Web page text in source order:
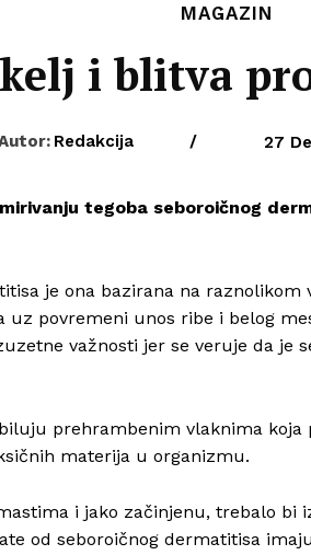
MAGAZIN
i blitva
Redakcija / 27
tegoba seboroičnog
je ona bazirana na raznolikom
povremeni unos ribe i belog
važnosti jer se veruje da je
prehrambenim vlaknima koja
materija u organizmu.
i jako začinjenu, trebalo bi
od seboroičnog dermatitisa